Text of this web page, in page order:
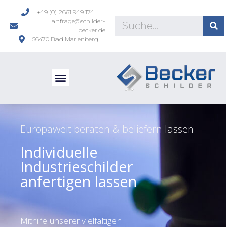
+49 (0) 2661 949 174
anfrage@schilder-
becker.de
56470 Bad Marienberg
Europaweit beraten & beliefern lassen
Individuelle
Industrieschilder
anfertigen lassen
Mithilfe unserer vielfältigen